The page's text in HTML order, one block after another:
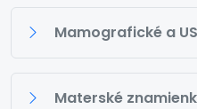
Mamografické a
Materské